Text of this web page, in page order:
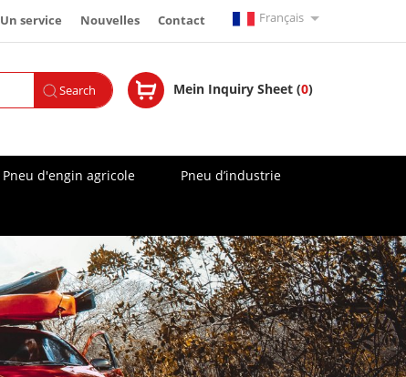
Un service Nouvelles Contact Français
Español
Mein Inquiry Sheet (0)
Search
Pneu d'engin agricole Pneu d’industrie